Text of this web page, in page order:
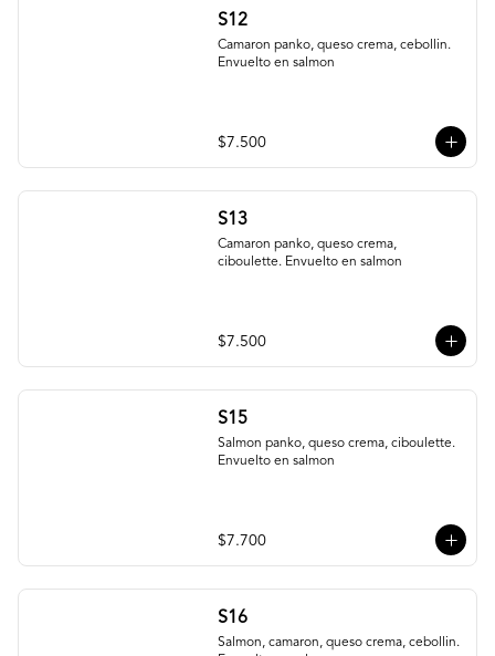
S12
Camaron panko, queso crema, cebollin.
Envuelto en salmon
$7.500
S13
Camaron panko, queso crema,
ciboulette. Envuelto en salmon
$7.500
S15
Salmon panko, queso crema, ciboulette.
Envuelto en salmon
$7.700
S16
Salmon, camaron, queso crema, cebollin.